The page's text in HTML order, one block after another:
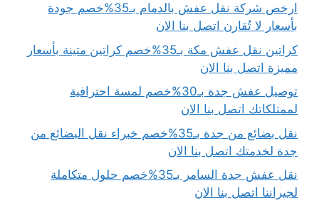
ارخص شركة نقل عفش بالدمام بـ35%خصم جودة
بأسعار لا تُقارن اتصل بنا الان
كراتين نقل عفش مكة بـ35%خصم كراتين متينة بأسعار
مميزة اتصل بنا الان
توصيل عفش جدة بـ30%خصم لمسة احترافية
لممتلكاتك اتصل بنا الان
نقل بضائع من جدة بـ35%خصم خبراء نقل البضائع من
جدة لخدمتك اتصل بنا الان
نقل عفش جدة السامر بـ35%خصم حلول متكاملة
لجيراننا اتصل بنا الان